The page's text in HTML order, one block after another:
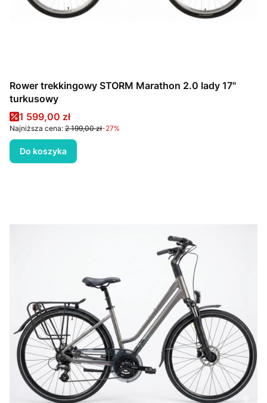
Rower trekkingowy STORM Marathon 2.0 lady 17"
turkusowy
Cena promocyjna
1 599,00 zł
Najniższa cena: 2 199,00 zł-27%
Do koszyka